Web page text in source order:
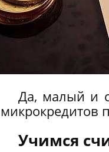
Да, малый и
микрокредитов
Учимся